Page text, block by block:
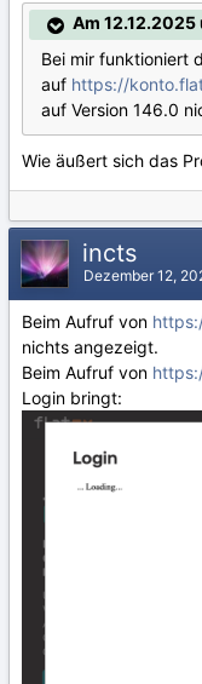
Am
Bei mir funktioniert
auf https://
auf Version 146.0
Wie äußert sich das
incts
Dezember 12,
Beim Aufruf von
nichts angezeigt.
Beim Aufruf von
Login bringt: